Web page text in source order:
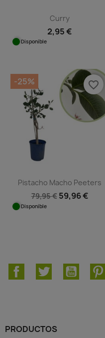
Curry
2,95 €
Disponible
Pistacho Macho Peeters
79,95 € 59,96 €
Disponible
-25% favorite_border
FacebookTwitter
PRODUCTOS